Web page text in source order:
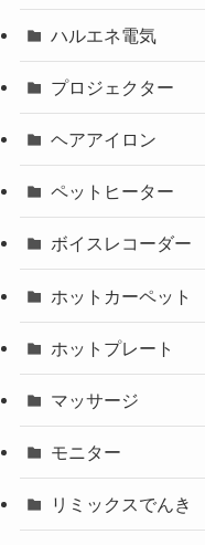
ハルエネ電気
プロジェクター
ヘアアイロン
ペットヒーター
ボイスレコーダー
ホットカーペット
ホットプレート
マッサージ
モニター
リミックスでんき